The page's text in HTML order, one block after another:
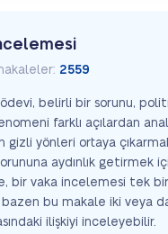
2559
belirli bir sorunu,
farklı açılardan
yönleri ortaya
aydınlık getirmek
bir vaka incelemesi tek
bu makale iki veya
ilişkiyi inceleyebilir.